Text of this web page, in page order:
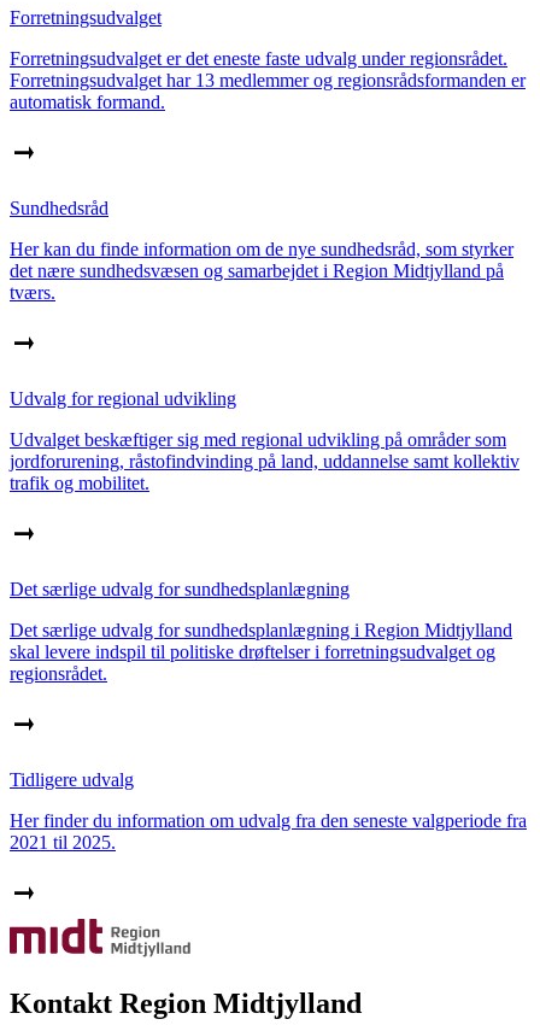
Forretningsudvalget
Forretningsudvalget er det eneste faste udvalg under regionsrådet.
Forretningsudvalget har 13 medlemmer og regionsrådsformanden er
automatisk formand.
Sundhedsråd
Her kan du finde information om de nye sundhedsråd, som styrker
det nære sundhedsvæsen og samarbejdet i Region Midtjylland på
tværs.
Udvalg for regional udvikling
Udvalget beskæftiger sig med regional udvikling på områder som
jordforurening, råstofindvinding på land, uddannelse samt kollektiv
trafik og mobilitet.
Det særlige udvalg for sundhedsplanlægning
Det særlige udvalg for sundhedsplanlægning i Region Midtjylland
skal levere indspil til politiske drøftelser i forretningsudvalget og
regionsrådet.
Tidligere udvalg
Her finder du information om udvalg fra den seneste valgperiode fra
2021 til 2025.
Kontakt Region Midtjylland